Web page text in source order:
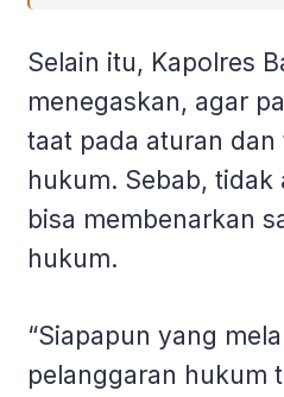
Selain itu, Kapolres
menegaskan, agar
taat pada aturan
hukum. Sebab, tidak
bisa membenarkan
hukum.
“Siapapun yang
pelanggaran hukum